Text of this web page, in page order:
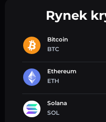
Rynek
Bitcoin
BTC
Ethereum
ETH
Solana
SOL